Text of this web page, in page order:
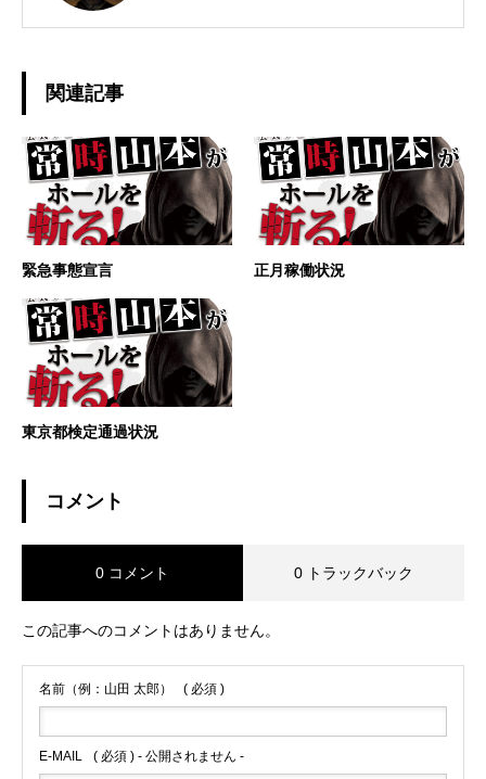
関連記事
緊急事態宣言 正月稼働状況
東京都検定通過状況
コメント
0 コメント 0 トラックバック
この記事へのコメントはありません。
名前（例：山田 太郎） ( 必須 )
E-MAIL ( 必須 ) - 公開されません -